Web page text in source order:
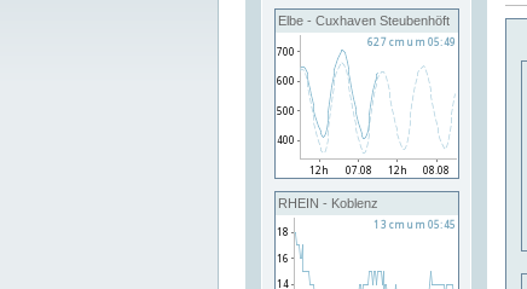
Elbe - Cuxhaven Steubenhöft
RHEIN - Koblenz